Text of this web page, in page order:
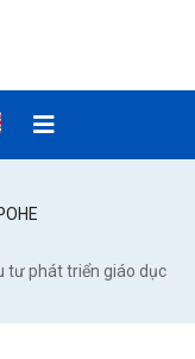
tư phát triển giáo dục